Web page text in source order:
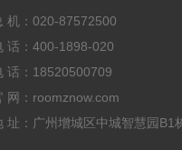
机： 020-87572500
话： 400-1898-020
话： 18520500709
网：roomznow.com
址：广州增城区中城智慧园B1